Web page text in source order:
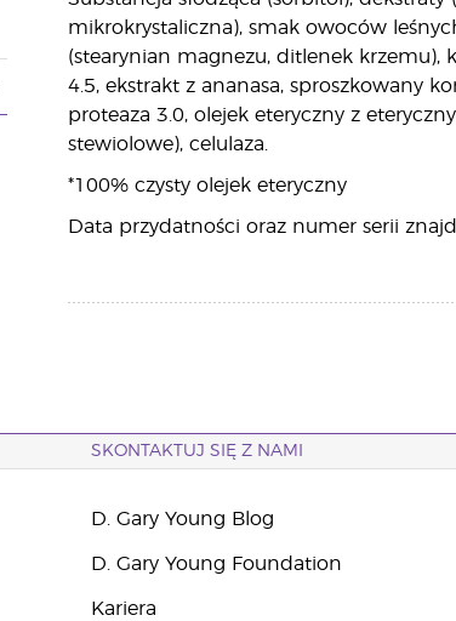
mikrokrystaliczna), smak owoców
(stearynian magnezu, ditlenek krzemu),
4.5, ekstrakt z ananasa, sproszkowany
proteaza 3.0, olejek eteryczny z
stewiolowe), celulaza.
*100% czysty olejek eteryczny
Data przydatności oraz numer serii
SKONTAKTUJ SIĘ Z NAMI
D. Gary Young Blog
D. Gary Young Foundation
Kariera